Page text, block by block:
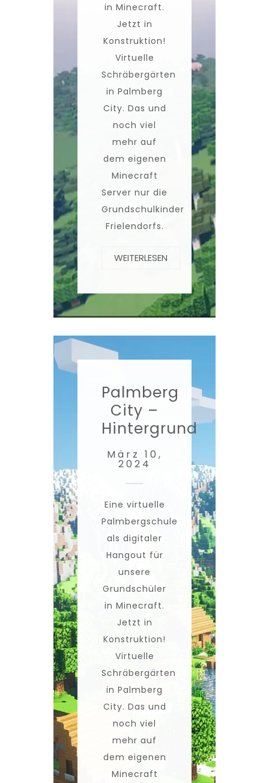
in Minecraft.
Jetzt in
Konstruktion!
Virtuelle
Schräbergärten
in Palmberg
City. Das und
noch viel
mehr auf
dem eigenen
Minecraft
Server nur die
Grundschulkinder
Frielendorfs.
WEITERLESEN
Palmberg
City –
Hintergrund
März 10,
2024
Eine virtuelle
Palmbergschule
als digitaler
Hangout für
unsere
Grundschüler
in Minecraft.
Jetzt in
Konstruktion!
Virtuelle
Schräbergärten
in Palmberg
City. Das und
noch viel
mehr auf
dem eigenen
Minecraft